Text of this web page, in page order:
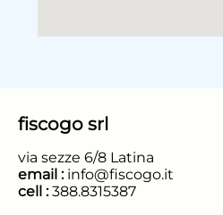
fiscogo srl
via sezze 6/8 Latina
email : info@fiscogo.it
cell :388.8315387